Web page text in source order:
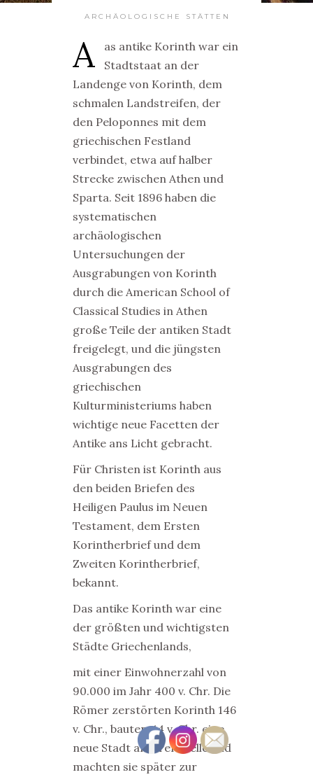
ARCHÄOLOGISCHE STÄTTEN
A
as antike Korinth war ein
Stadtstaat an der
Landenge von Korinth, dem
schmalen Landstreifen, der
den Peloponnes mit dem
griechischen Festland
verbindet, etwa auf halber
Strecke zwischen Athen und
Sparta. Seit 1896 haben die
systematischen
archäologischen
Untersuchungen der
Ausgrabungen von Korinth
durch die American School of
Classical Studies in Athen
große Teile der antiken Stadt
freigelegt, und die jüngsten
Ausgrabungen des
griechischen
Kulturministeriums haben
wichtige neue Facetten der
Antike ans Licht gebracht.
Für Christen ist Korinth aus
den beiden Briefen des
Heiligen Paulus im Neuen
Testament, dem Ersten
Korintherbrief und dem
Zweiten Korintherbrief,
bekannt.
Das antike Korinth war eine
der größten und wichtigsten
Städte Griechenlands,
mit einer Einwohnerzahl von
90.000 im Jahr 400 v. Chr. Die
Römer zerstörten Korinth 146
v. Chr., bauten 44 v. Chr. eine
neue Stadt an ihrer Stelle und
machten sie später zur